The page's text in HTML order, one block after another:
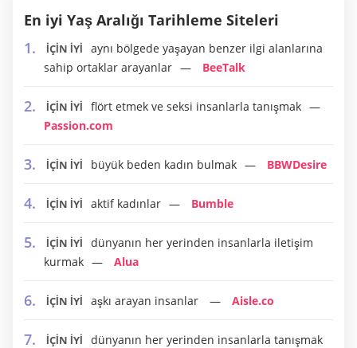
En iyi Yaş Aralığı Tarihleme Siteleri
İÇİN İYİ
aynı bölgede yaşayan benzer ilgi alanlarına
sahip ortaklar arayanlar
BeeTalk
İÇİN İYİ
flört etmek ve seksi insanlarla tanışmak
Passion.com
İÇİN İYİ büyük beden kadın bulmak BBWDesire
İÇİN İYİ aktif kadınlar Bumble
İÇİN İYİ
dünyanın her yerinden insanlarla iletişim
kurmak
Alua
İÇİN İYİ aşkı arayan insanlar Aisle.co
İÇİN İYİ
dünyanın her yerinden insanlarla tanışmak